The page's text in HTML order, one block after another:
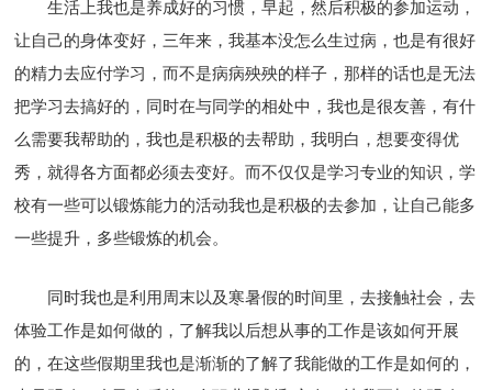
生活上我也是养成好的习惯，早起，然后积极的参加运动，
让自己的身体变好，三年来，我基本没怎么生过病，也是有很好
的精力去应付学习，而不是病病殃殃的样子，那样的话也是无法
把学习去搞好的，同时在与同学的相处中，我也是很友善，有什
么需要我帮助的，我也是积极的去帮助，我明白，想要变得优
秀，就得各方面都必须去变好。而不仅仅是学习专业的知识，学
校有一些可以锻炼能力的活动我也是积极的去参加，让自己能多
一些提升，多些锻炼的机会。
同时我也是利用周末以及寒暑假的时间里，去接触社会，去
体验工作是如何做的，了解我以后想从事的工作是该如何开展
的，在这些假期里我也是渐渐的了解了我能做的工作是如何的，